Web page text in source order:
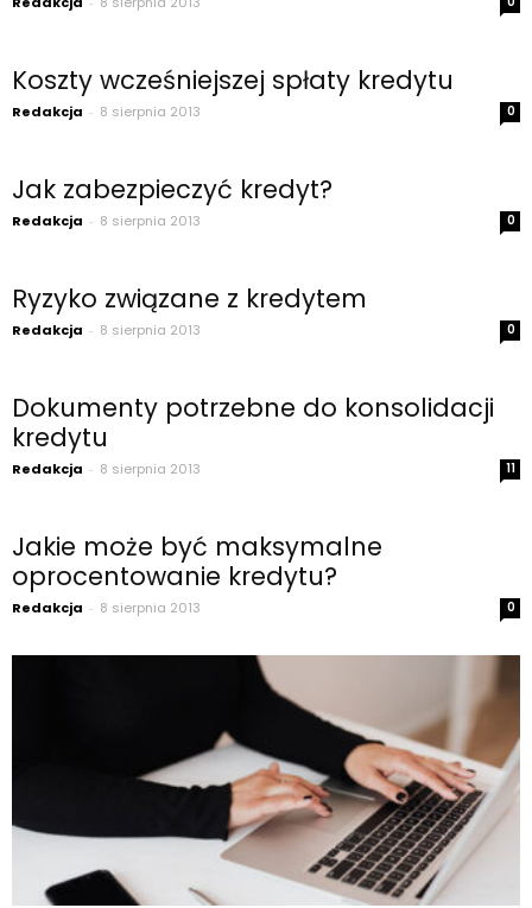
Koszty wcześniejszej spłaty kredytu
Redakcja - 8 sierpnia 2013 0
Jak zabezpieczyć kredyt?
Redakcja - 8 sierpnia 2013 0
Ryzyko związane z kredytem
Redakcja - 8 sierpnia 2013 0
Dokumenty potrzebne do konsolidacji
kredytu
Redakcja - 8 sierpnia 2013 11
Jakie może być maksymalne
oprocentowanie kredytu?
Redakcja - 8 sierpnia 2013 0